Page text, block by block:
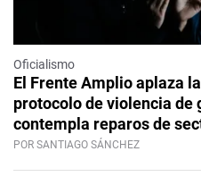
Oficialismo
El Frente Amplio aplaza
protocolo de violencia de
contempla reparos de
POR SANTIAGO SÁNCHEZ